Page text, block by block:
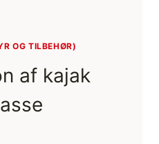
OG TILBEHØR)
af kajak